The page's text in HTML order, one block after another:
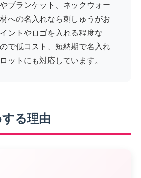
ブランケット、ネックウォー
への名入れなら刺しゅうがお
ントやロゴを入れる程度な
で低コスト、短納期で名入れ
ットにも対応しています。
る理由